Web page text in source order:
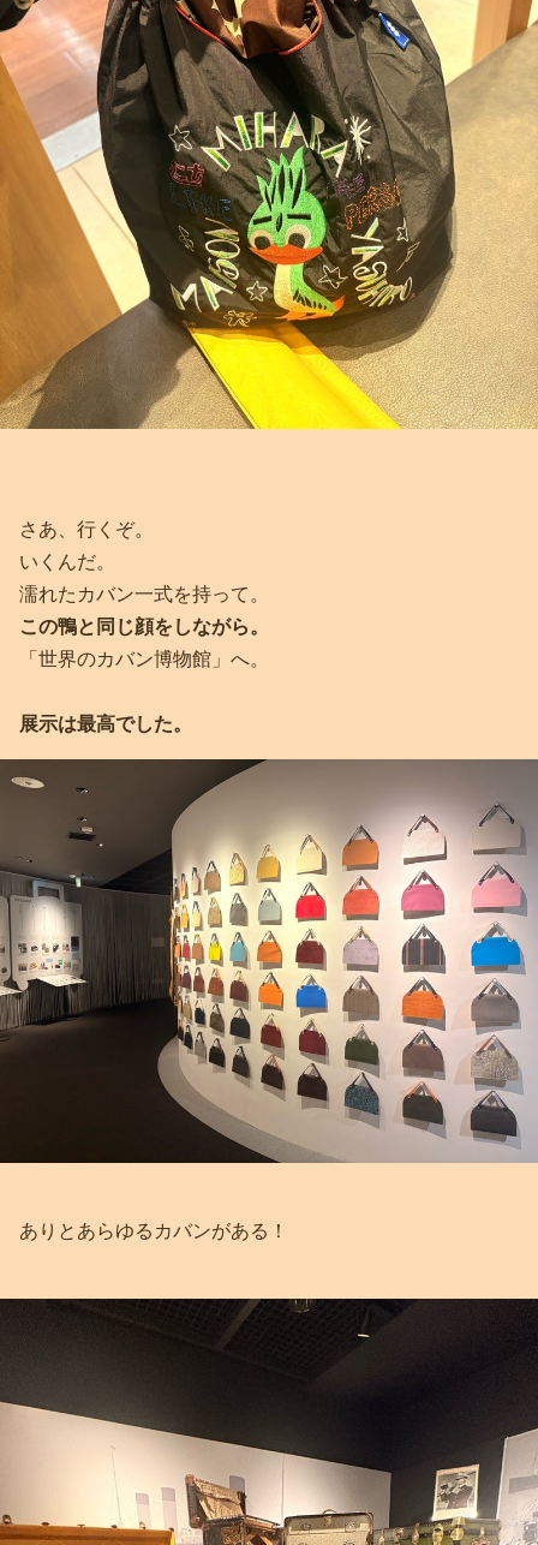
さあ、行くぞ。
いくんだ。
濡れたカバン一式を持って。
この鴨と同じ顔をしながら。
「世界のカバン博物館」へ。
展示は最高でした。
ありとあらゆるカバンがある！